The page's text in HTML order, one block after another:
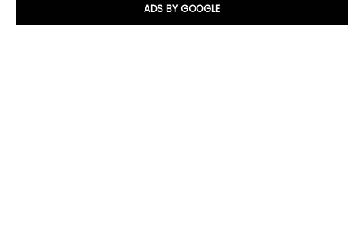
ADS BY GOOGLE